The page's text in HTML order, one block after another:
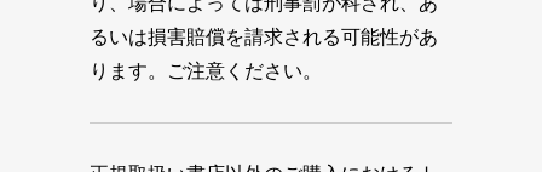
るいは損害賠償を請求される可能性があ
ります。ご注意ください。